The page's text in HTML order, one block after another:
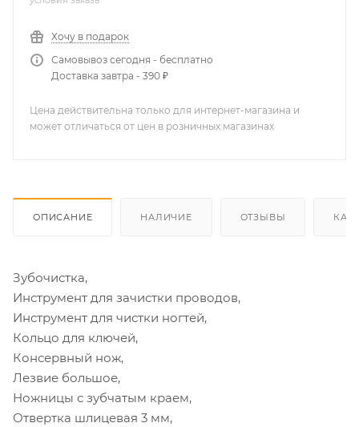
Хочу в подарок
Самовывоз сегодня - бесплатно
Доставка завтра - 390 ₽
Цена действительна только для интернет-магазина и
может отличаться от цен в розничных магазинах
ОПИСАНИЕ НАЛИЧИЕ ОТЗЫВЫ КАК
Зубочистка,
Инструмент для зачистки проводов,
Инструмент для чистки ногтей,
Кольцо для ключей,
Консервный нож,
Лезвие большое,
Ножницы с зубчатым краем,
Отвертка шлицевая 3 мм,